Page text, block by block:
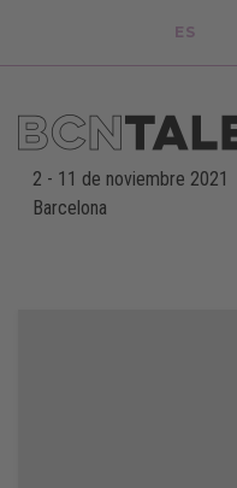
ES
2 - 11 de noviembre 2021
Barcelona